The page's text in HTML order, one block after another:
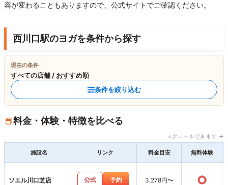
容が変わることもありますので、公式サイトでご確認ください。
西川口駅のヨガを条件から探す
現在の条件
すべての店舗 / おすすめ順
条件を絞り込む
料金・体験・特徴を比べる
スクロールできます →
施設名 リンク 料金目安 無料体験
ソエル川口芝店 公式 予約 3,278円〜 ○